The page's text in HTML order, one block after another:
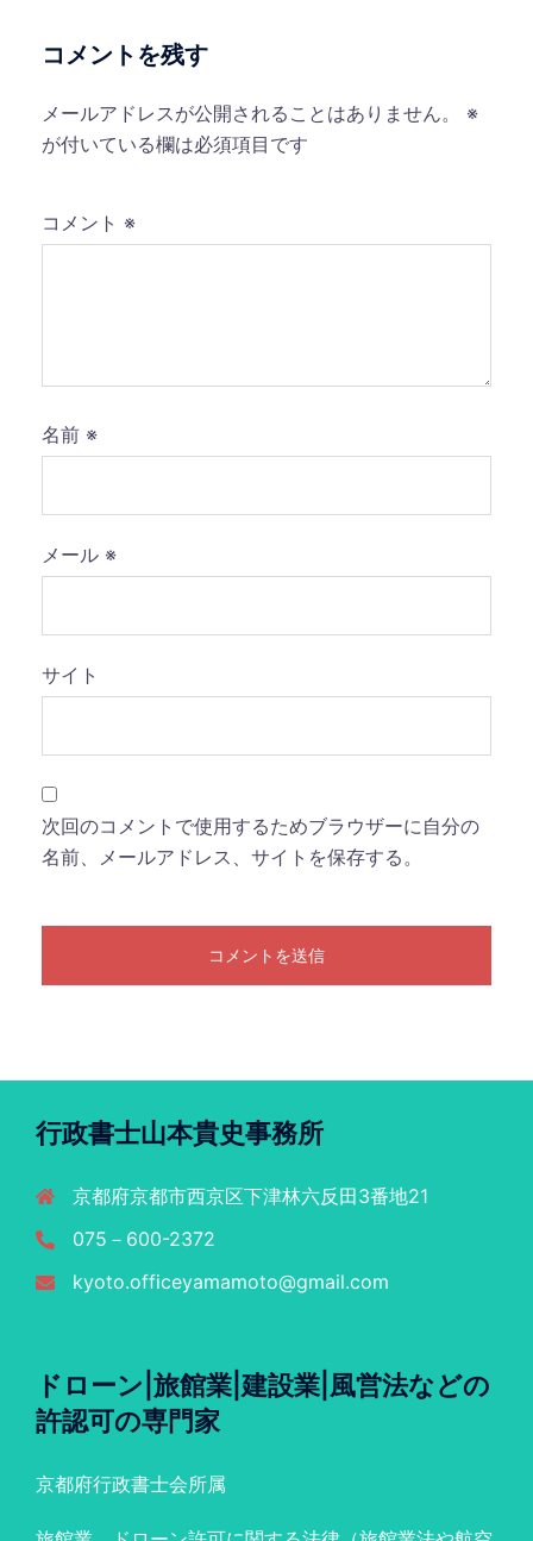
ンコメントを残す
メールアドレスが公開されることはありません。
※
が付いている欄は必須項目です
コメント ※
名前 ※
メール ※
サイト
次回のコメントで使用するためブラウザーに自分の
名前、メールアドレス、サイトを保存する。
行政書士山本貴史事務所
京都府京都市西京区下津林六反田3番地21
075－600-2372
kyoto.officeyamamoto@gmail.com
ドローン|旅館業|建設業|風営法などの
許認可の専門家
京都府行政書士会所属